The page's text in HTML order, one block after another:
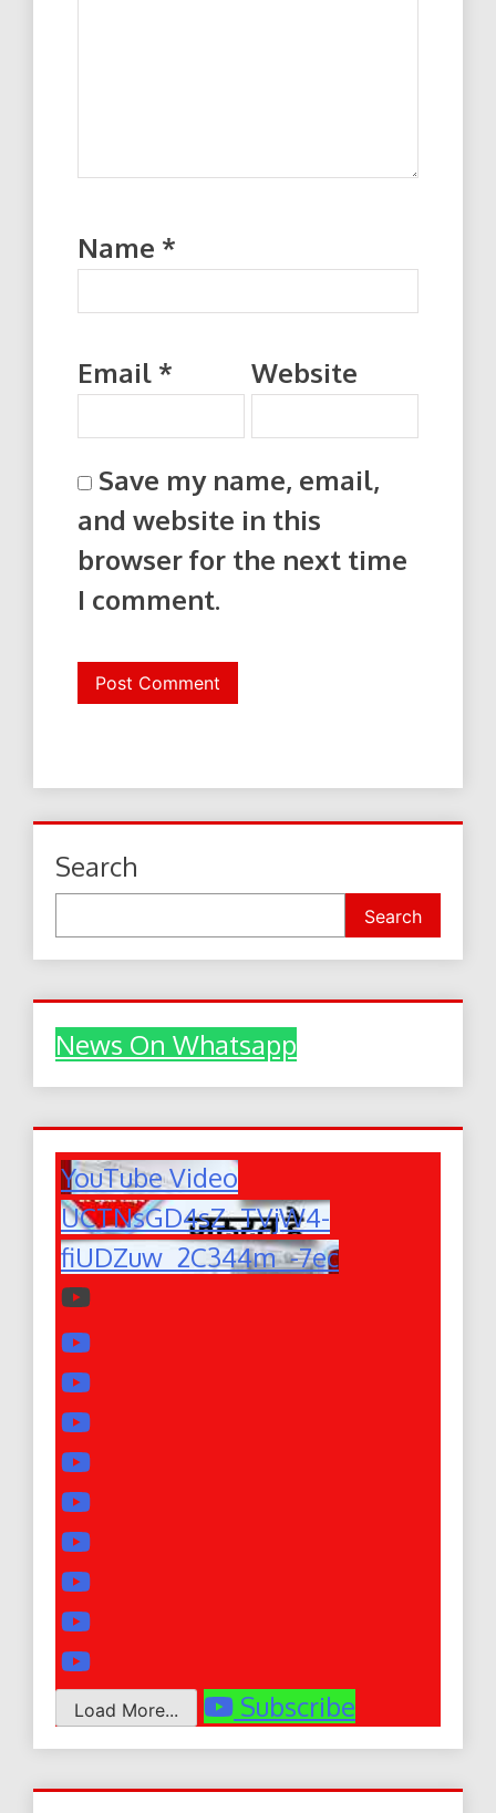
Name *
Email * Website
Save my name, email,
and website in this
browser for the next time
I comment.
Search
Search
News On Whatsapp
YouTube Video
UCTNsGD4sZ_TVjW4-
fiUDZuw_2C344m_-7ec
Load More... Subscribe